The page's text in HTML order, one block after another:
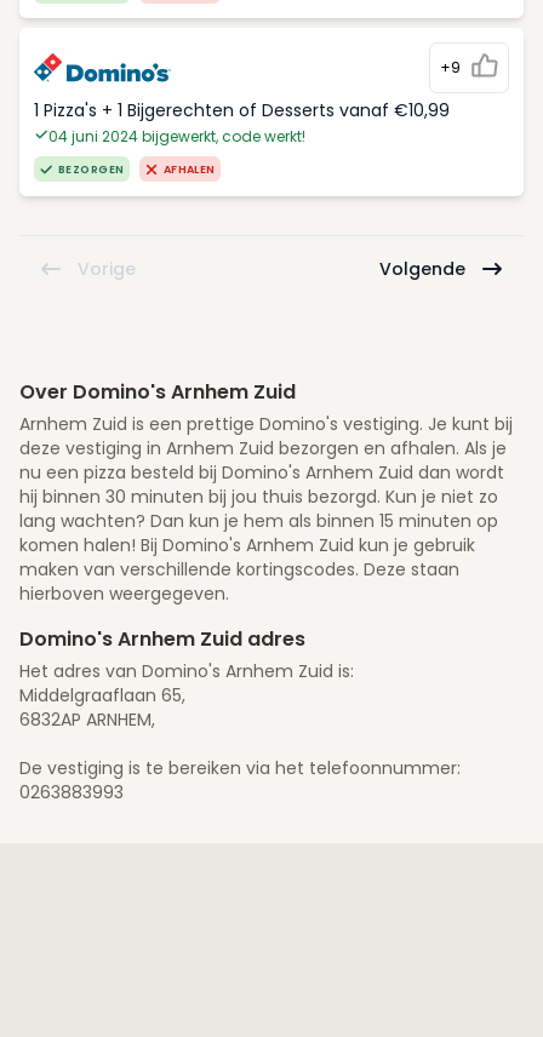
+9
1 Pizza's + 1 Bijgerechten of Desserts vanaf €10,99
04 juni 2024 bijgewerkt, code werkt!
BEZORGEN AFHALEN
Vorige Volgende
Over Domino's Arnhem Zuid
Arnhem Zuid is een prettige Domino's vestiging. Je kunt bij
deze vestiging in Arnhem Zuid bezorgen en afhalen. Als je
nu een pizza besteld bij Domino's Arnhem Zuid dan wordt
hij binnen 30 minuten bij jou thuis bezorgd. Kun je niet zo
lang wachten? Dan kun je hem als binnen 15 minuten op
komen halen! Bij Domino's Arnhem Zuid kun je gebruik
maken van verschillende kortingscodes. Deze staan
hierboven weergegeven.
Domino's Arnhem Zuid adres
Het adres van Domino's Arnhem Zuid is:
Middelgraaflaan 65,
6832AP ARNHEM,
De vestiging is te bereiken via het telefoonnummer:
0263883993